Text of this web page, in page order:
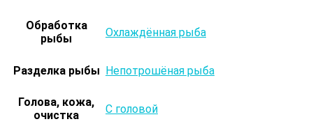
Обработка
рыбы
Охлаждённая рыба
Разделка рыбы Непотрошёная рыба
Голова, кожа,
очистка
С головой